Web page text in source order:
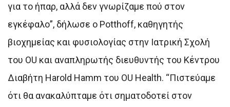
για το ήπαρ, αλλά δεν γνωρίζαμε πού στον
εγκέφαλο”, δήλωσε ο Potthoff, καθηγητής
βιοχημείας και φυσιολογίας στην Ιατρική Σχολή
του OU και αναπληρωτής διευθυντής του Κέντρου
Διαβήτη Harold Hamm του OU Health. “Πιστεύαμε
ότι θα ανακαλύπταμε ότι σηματοδοτεί στον